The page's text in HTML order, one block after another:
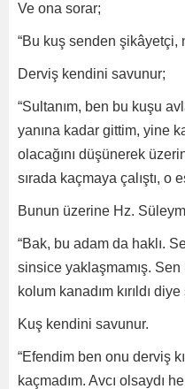
Ve ona sorar;
“Bu kuş senden şikâyetçi,
Derviş kendini savunur;
“Sultanım, ben bu kuşu
yanına kadar gittim, yine
olacağını düşünerek
sırada kaçmaya çalıştı, o
Bunun üzerine Hz.
“Bak, bu adam da haklı.
sinsice yaklaşmamış.
kolum kanadım kırıldı
Kuş kendini savunur.
“Efendim ben onu derviş
kaçmadım. Avcı olsaydı